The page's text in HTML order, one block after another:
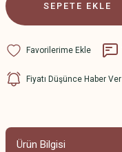
SEPETE EKLE
Fiyatı Düşünce Haber Ver
Ürün Bilgisi